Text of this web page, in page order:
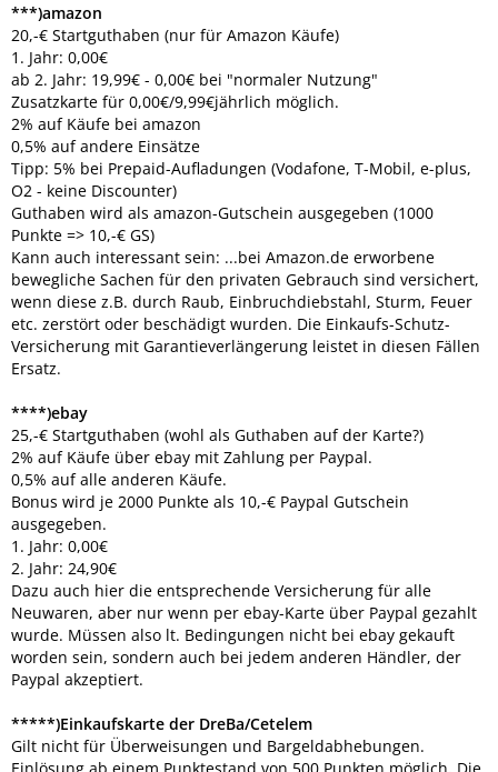
***)amazon
20,-€ Startguthaben (nur für Amazon Käufe)
1. Jahr: 0,00€
ab 2. Jahr: 19,99€ - 0,00€ bei "normaler Nutzung"
Zusatzkarte für 0,00€/9,99€jährlich möglich.
2% auf Käufe bei amazon
0,5% auf andere Einsätze
Tipp: 5% bei Prepaid-Aufladungen (Vodafone, T-Mobil, e-plus,
O2 - keine Discounter)
Guthaben wird als amazon-Gutschein ausgegeben (1000
Punkte => 10,-€ GS)
Kann auch interessant sein: ...bei Amazon.de erworbene
bewegliche Sachen für den privaten Gebrauch sind versichert,
wenn diese z.B. durch Raub, Einbruchdiebstahl, Sturm, Feuer
etc. zerstört oder beschädigt wurden. Die Einkaufs-Schutz-
Versicherung mit Garantieverlängerung leistet in diesen Fällen
Ersatz.
****)ebay
25,-€ Startguthaben (wohl als Guthaben auf der Karte?)
2% auf Käufe über ebay mit Zahlung per Paypal.
0,5% auf alle anderen Käufe.
Bonus wird je 2000 Punkte als 10,-€ Paypal Gutschein
ausgegeben.
1. Jahr: 0,00€
2. Jahr: 24,90€
Dazu auch hier die entsprechende Versicherung für alle
Neuwaren, aber nur wenn per ebay-Karte über Paypal gezahlt
wurde. Müssen also lt. Bedingungen nicht bei ebay gekauft
worden sein, sondern auch bei jedem anderen Händler, der
Paypal akzeptiert.
*****)Einkaufskarte der DreBa/Cetelem
Gilt nicht für Überweisungen und Bargeldabhebungen.